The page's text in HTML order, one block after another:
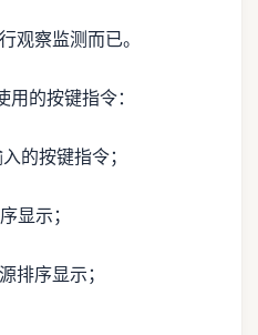
观察监测而已。
的按键指令：
的按键指令；
显示；
排序显示；